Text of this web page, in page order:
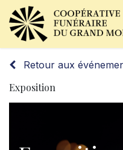
Retour aux
Exposition